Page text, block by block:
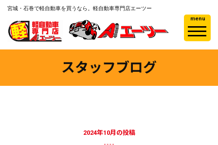
宮城・石巻で軽自動車を買うなら。軽自動車専門店エーツー
menu
スタッフブログ
2024年10月の投稿